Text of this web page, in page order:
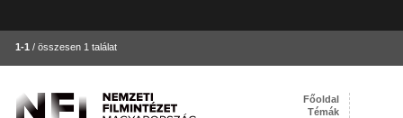
1-1 / összesen 1 találat
Főoldal
Témák